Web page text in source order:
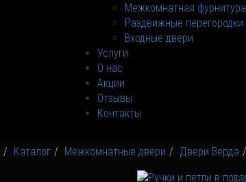
Межкомнатная фурнитура
Раздвижные перегородки
Входные двери
Услуги
О нас
Акции
Отзывы
Контакты
Каталог Межкомнатные двери Двери Верда